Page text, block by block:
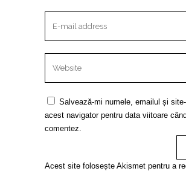
Salvează-mi numele, emailul și
acest navigator pentru data viitoare
comentez.
Acest site folosește Akismet pentru a